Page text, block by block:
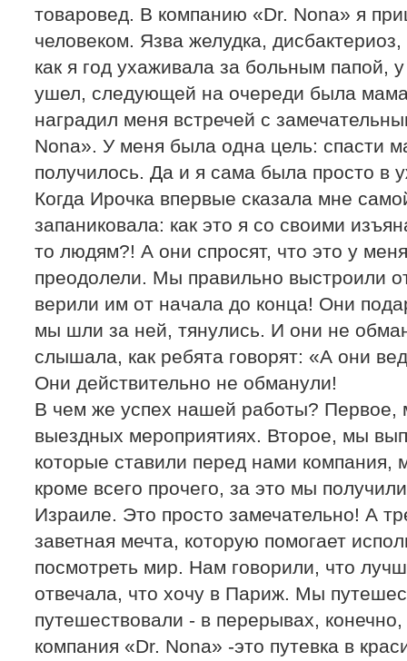
товаровед. В компанию «Dr. Nona» я
человеком. Язва желудка,
как я год ухаживала за больным папой,
ушел, следующей на очереди была
наградил меня встречей с
Nona». У меня была одна цель: спасти
получилось. Да и я сама была просто в
Когда Ирочка впервые сказала мне
запаниковала: как это я со своими
то людям?! А они спросят, что это у
преодолели. Мы правильно выстроили
верили им от начала до конца! Они
мы шли за ней, тянулись. И они не
слышала, как ребята говорят: «А они
Они действительно не обманули!
В чем же успех нашей работы?
выездных мероприятиях. Второе, мы
которые ставили перед нами
кроме всего прочего, за это мы
Израиле. Это просто замечательно! А
заветная мечта, которую помогает
посмотреть мир. Нам говорили, что
отвечала, что хочу в Париж. Мы
путешествовали - в перерывах,
компания «Dr. Nona» -это путевка в